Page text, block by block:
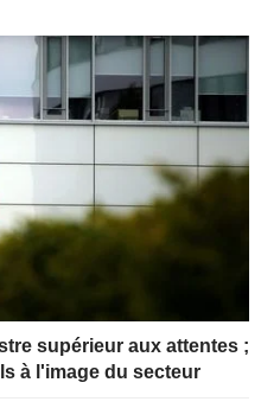
supérieur aux attentes ;
à l'image du secteur